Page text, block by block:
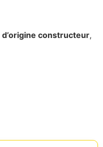
d’origine constructeur,